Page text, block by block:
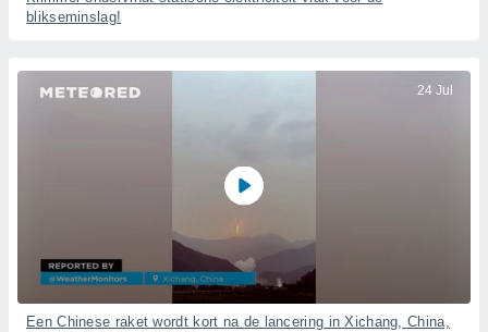
blikseminslag!
24 Jul
Een Chinese raket wordt kort na de lancering in Xichang, China,